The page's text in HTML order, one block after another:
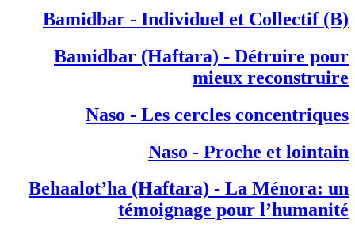
Bamidbar - Individuel et Collectif (B)
Bamidbar (Haftara) - Détruire pour
mieux reconstruire
Naso - Les cercles concentriques
Naso - Proche et lointain
Behaalot’ha (Haftara) - La Ménora: un
témoignage pour l’humanité